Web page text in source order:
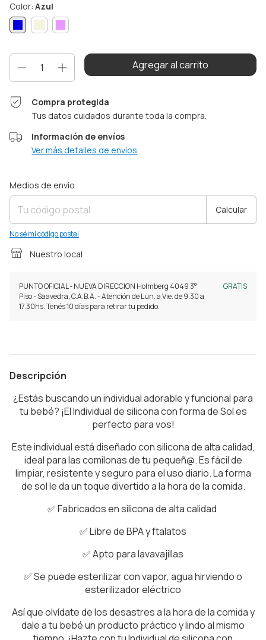
Color: Azul
Compra protegida
Tus datos cuidados durante toda la compra.
Información de envíos
Ver más detalles de envíos
Entregas para el CP:
Medios de envío
Calcular
No sé mi código postal
Nuestro local
PUNTO OFICIAL - NUEVA DIRECCION Holmberg 4049 3°
Piso - Saavedra, C.A.B.A. - Atención de Lun. a Vie. de 9.30 a
17.30hs. Tenés 10 días para retirar tu pedido.
GRATIS
Descripción
¿Estás buscando un individual adorable y funcional para
tu bebé? ¡El Individual de silicona con forma de Sol es
perfecto para vos!
Este individual está diseñado con silicona de alta calidad,
ideal para las comilonas de tu pequeñ@. Es fácil de
limpiar, resistente y seguro para el uso diario. La forma
de sol le da un toque divertido a la hora de la comida.
✅ Fabricados en silicona de alta calidad
✅ Libre de BPA y ftalatos
✅ Apto para lavavajillas
✅ Se puede esterilizar con vapor, agua hirviendo o
esterilizador eléctrico
Así que olvídate de los desastres a la hora de la comida y
dale a tu bebé un producto práctico y lindo al mismo